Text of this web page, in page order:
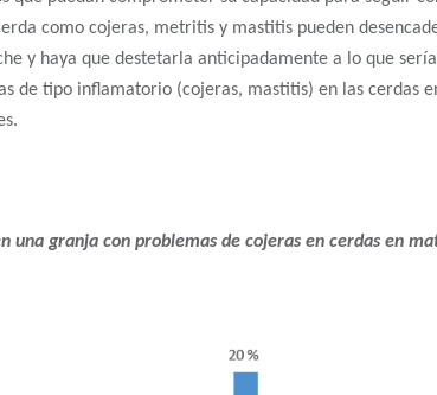
como cojeras, metritis y mastitis pueden
y haya que destetarla anticipadamente a lo que
de tipo inflamatorio (cojeras, mastitis) en las cerdas
una granja con problemas de cojeras en cerdas en